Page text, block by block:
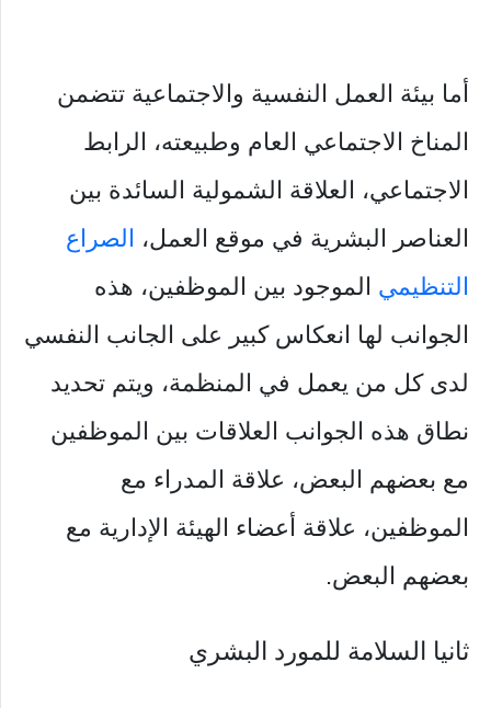
أما بيئة العمل النفسية والاجتماعية تتضمن
المناخ الاجتماعي العام وطبيعته، الرابط
الاجتماعي، العلاقة الشمولية السائدة بين
العناصر البشرية في موقع العمل، الصراع
التنظيمي الموجود بين الموظفين، هذه
الجوانب لها انعكاس كبير على الجانب النفسي
لدى كل من يعمل في المنظمة، ويتم تحديد
نطاق هذه الجوانب العلاقات بين الموظفين
مع بعضهم البعض، علاقة المدراء مع
الموظفين، علاقة أعضاء الهيئة الإدارية مع
بعضهم البعض.
ثانيا السلامة للمورد البشري